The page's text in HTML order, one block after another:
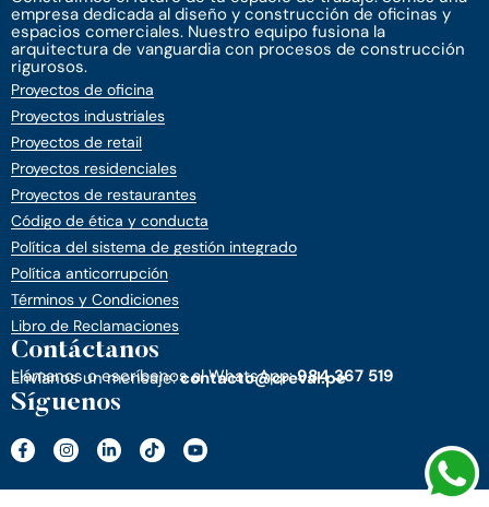
empresa dedicada al diseño y construcción de oficinas y
espacios comerciales. Nuestro equipo fusiona la
arquitectura de vanguardia con procesos de construcción
rigurosos.
Proyectos de oficina
Proyectos industriales
Proyectos de retail
Proyectos residenciales
Proyectos de restaurantes
Código de ética y conducta
Política del sistema de gestión integrado
Política anticorrupción
Términos y Condiciones
Libro de Reclamaciones
Contáctanos
Llámanos o escríbenos al WhatsApp:984 367 519
Envíanos un mensaje:contacto@creval.pe
Síguenos